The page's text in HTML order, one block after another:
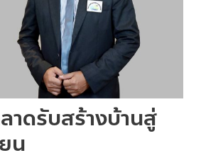
าดรับสร้างบ้านสู่
น